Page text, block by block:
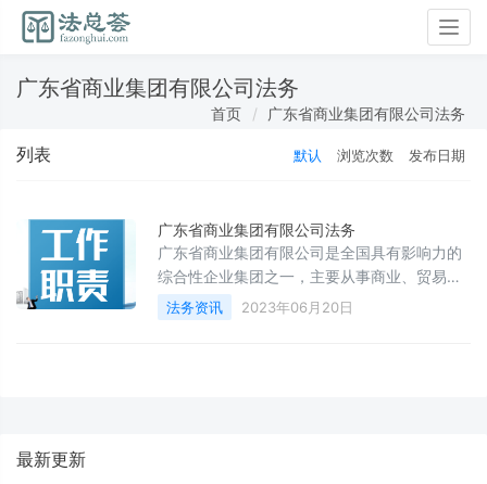
广东省商业集团有限公司法务
首页 广东省商业集团有限公司法务
列表 默认 浏览次数 发布日期
广东省商业集团有限公司法务
广东省商业集团有限公司是全国具有影响力的
综合性企业集团之一，主要从事商业、贸易、
房地产、金融等业务。在公司的日常运营中，
法务部门起着至关重要的作用。本文将介绍广
法务资讯 2023年06月20日
最新更新